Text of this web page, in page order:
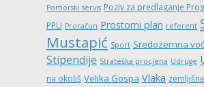
Pomorski servis Poziv za predlaganje
PPU Proračun Prostorni plan referent
Mustapić Sport Sredozemna
Stipendije Strateška procjena Udruge
na okoliš Velika Gospa Vlaka